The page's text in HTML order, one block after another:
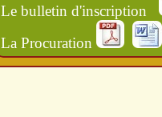
Le bulletin d'inscription
La Procuration